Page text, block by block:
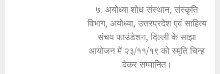
७. अयोध्या शोध संस्थान, संस्कृति
विभाग, अयोध्या, उत्तरप्रदेश एवं साहित्य
संचय फाउंडेशन, दिल्ली के साझा
आयोजन में २३/११/१९ को स्मृति चिन्ह
देकर सम्मानित।